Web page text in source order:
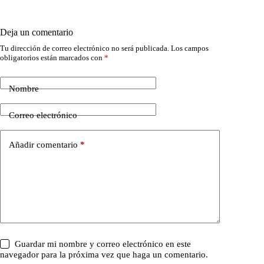
Deja un comentario
Tu dirección de correo electrónico no será publicada. Los campos
obligatorios están marcados con *
Nombre
Correo electrónico
Añadir comentario *
Guardar mi nombre y correo electrónico en este
navegador para la próxima vez que haga un comentario.